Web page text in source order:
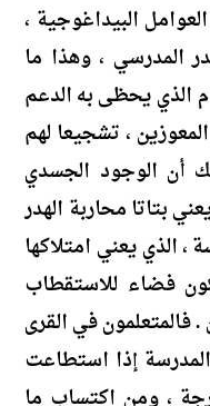
البيداغوجية ،
المدرسي ، وهذا ما
الذي يحظى به الدعم
، تشجيعا لهم
أن الوجود الجسدي
بتاتا محاربة الهدر
، الذي يعني امتلاكها
فضاء للاستقطاب
فالمتعلمون في القرى
إذا استطاعت
، ومن اكتساب ما